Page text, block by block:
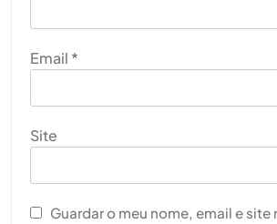
Email *
Site
Guardar o meu nome, email e site